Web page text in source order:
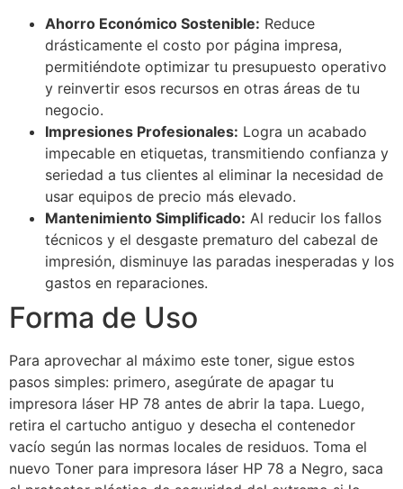
Ahorro Económico Sostenible: Reduce
drásticamente el costo por página impresa,
permitiéndote optimizar tu presupuesto operativo
y reinvertir esos recursos en otras áreas de tu
negocio.
Impresiones Profesionales: Logra un acabado
impecable en etiquetas, transmitiendo confianza y
seriedad a tus clientes al eliminar la necesidad de
usar equipos de precio más elevado.
Mantenimiento Simplificado: Al reducir los fallos
técnicos y el desgaste prematuro del cabezal de
impresión, disminuye las paradas inesperadas y los
gastos en reparaciones.
Forma de Uso
Para aprovechar al máximo este toner, sigue estos
pasos simples: primero, asegúrate de apagar tu
impresora láser HP 78 antes de abrir la tapa. Luego,
retira el cartucho antiguo y desecha el contenedor
vacío según las normas locales de residuos. Toma el
nuevo Toner para impresora láser HP 78 a Negro, saca